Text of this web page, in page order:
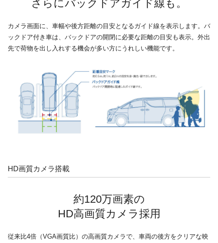
さらにバックドアガイド線も。
カメラ画面に、車幅や後方距離の目安となるガイド線を表示します。バ
ックドア付き車は、バックドアの開閉に必要な距離の目安も表示。外出
先で荷物を出し入れする機会が多い方にうれしい機能です。
HD画質カメラ搭載
約120万画素の
HD高画質カメラ採用
従来比4倍（VGA画質比）の高画質カメラで、車両の後方をクリアな映